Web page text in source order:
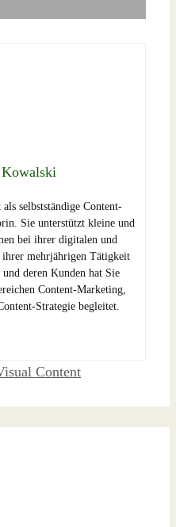
Kowalski
selbstständige Content-
Sie unterstützt kleine und
bei ihrer digitalen und
mehrjährigen Tätigkeit
deren Kunden hat Sie
Content-Marketing,
Strategie begleitet.
Content